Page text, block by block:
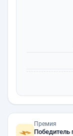
Премия
Победитель